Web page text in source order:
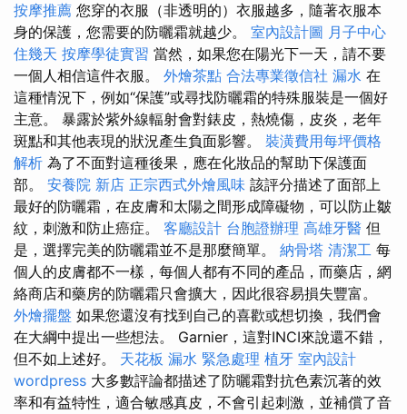
按摩推薦 您穿的衣服（非透明的）衣服越多，隨著衣服本
身的保護，您需要的防曬霜就越少。 室內設計圖 月子中心
住幾天 按摩學徒實習 當然，如果您在陽光下一天，請不要
一個人相信這件衣服。 外燴茶點 合法專業徵信社 漏水 在
這種情況下，例如“保護”或尋找防曬霜的特殊服裝是一個好
主意。 暴露於紫外線輻射會對錶皮，熱燒傷，皮炎，老年
斑點和其他表現的狀況產生負面影響。 裝潢費用每坪價格
解析 為了不面對這種後果，應在化妝品的幫助下保護面
部。 安養院 新店 正宗西式外燴風味 該評分描述了面部上
最好的防曬霜，在皮膚和太陽之間形成障礙物，可以防止皺
紋，刺激和防止癌症。 客廳設計 台胞證辦理 高雄牙醫 但
是，選擇完美的防曬霜並不是那麼簡單。 納骨塔 清潔工 每
個人的皮膚都不一樣，每個人都有不同的產品，而藥店，網
絡商店和藥房的防曬霜只會擴大，因此很容易損失豐富。
外燴擺盤 如果您還沒有找到自己的喜歡或想切換，我們會
在大綱中提出一些想法。 Garnier，這對INCI來說還不錯，
但不如上述好。 天花板 漏水 緊急處理 植牙 室內設計
wordpress 大多數評論都描述了防曬霜對抗色素沉著的效
率和有益特性，適合敏感真皮，不會引起刺激，並補償了音